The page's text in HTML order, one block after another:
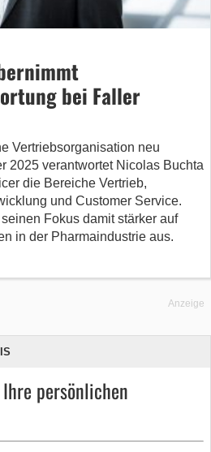
bei Faller
Vertriebsorganisation neu
2025 verantwortet Nicolas Buchta
die Bereiche Vertrieb,
und Customer Service.
Fokus damit stärker auf
in der Pharmaindustrie aus.
Anzeige
persönlichen